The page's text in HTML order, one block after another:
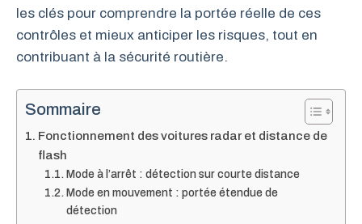
les clés pour comprendre la portée réelle de ces
contrôles et mieux anticiper les risques, tout en
contribuant à la sécurité routière.
Sommaire
Fonctionnement des voitures radar et distance de
flash
Mode à l’arrêt : détection sur courte distance
Mode en mouvement : portée étendue de
détection